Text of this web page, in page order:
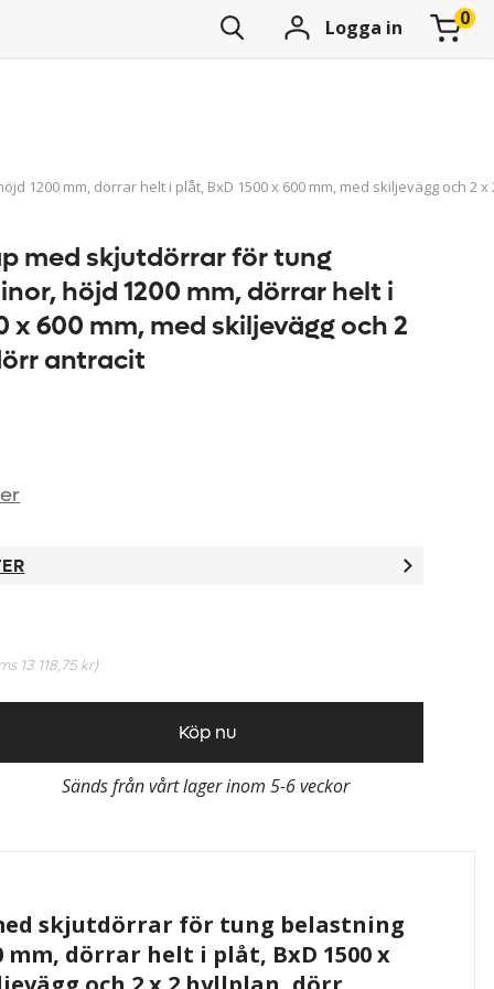
Logga in
1200 mm, dörrar helt i plåt, BxD 1500 x 600 mm, med skiljevägg och 2
med skjutdörrar för tung
höjd 1200 mm, dörrar helt i
x 600 mm, med skiljevägg och 2
antracit
13 118,75 kr)
Köp nu
Sänds från vårt lager inom 5-6 veckor
skjutdörrar för tung belastning
mm, dörrar helt i plåt, BxD 1500 x